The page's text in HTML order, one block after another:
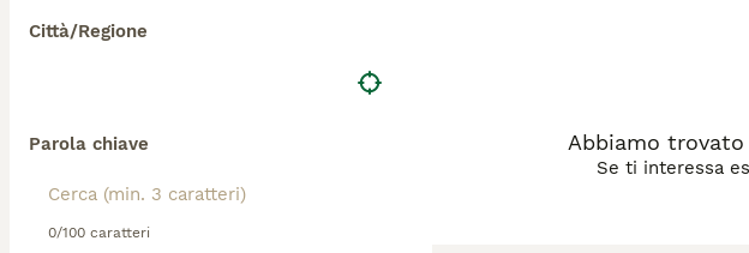
Città/Regione
Parola chiave
0/100 caratteri
Abbiamo
Se ti interessa